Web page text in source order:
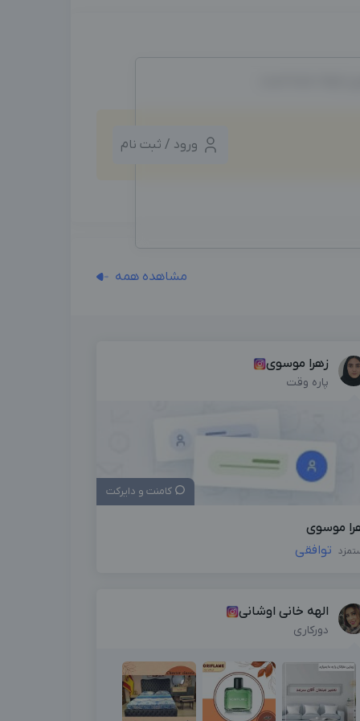
ایجاد شده است.
ورود / ثبت نام
مشاهده همه
زهرا موسوی
پاره وقت
کامنت و دایرکت
موسوی
توافقی
الهه خانی اوشانی
دورکاری